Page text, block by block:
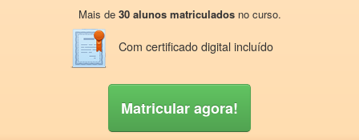
Mais de 30 alunos matriculadosno curso.
Com certificado digital incluído
Matricular agora!